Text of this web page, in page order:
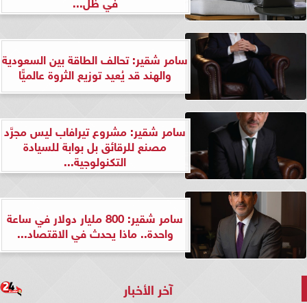
سامر شقير: تحالف الطاقة بين السعودية
والهند قد يُعيد توزيع الثروة عالميًّا
سامر شقير: مشروع تيرافاب ليس مجرَّد
مصنع للرقائق بل بوابة للسيادة
التكنولوجية...
سامر شقير: 800 مليار دولار في ساعة
واحدة.. ماذا يحدث في الاقتصاد...
آخر الأخبار